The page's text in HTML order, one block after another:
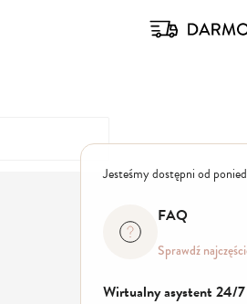
Jesteśmy dostępni od
FAQ
Sprawdź
Wirtualny asystent 24/7